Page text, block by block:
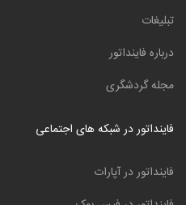
تبلیغات
درباره فاینداتور
مجله گردشگری
فاینداتور در شبکه های اجتماعی
فاینداتور در آپارات